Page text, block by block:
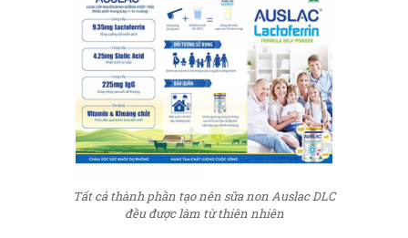
Tất cả thành phần tạo nên sữa non Auslac DLC
đều được làm từ thiên nhiên